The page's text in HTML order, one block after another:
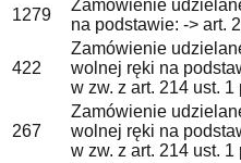
1279
Zamówienie
na podstawie: -> art.
422
Zamówienie
wolnej ręki na
w zw. z art. 214 ust. 1
267
Zamówienie
wolnej ręki na
w zw. z art. 214 ust. 1